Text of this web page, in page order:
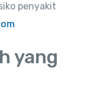
penyakit
yang